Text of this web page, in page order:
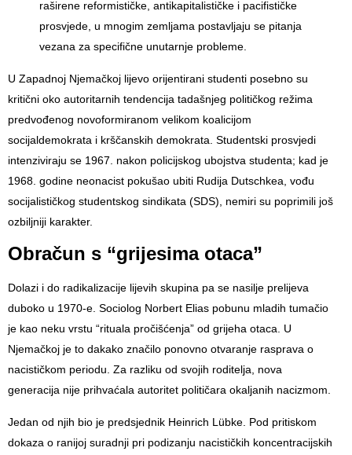
raširene reformističke, antikapitalističke i pacifističke
prosvjede, u mnogim zemljama postavljaju se pitanja
vezana za specifične unutarnje probleme.
U Zapadnoj Njemačkoj lijevo orijentirani studenti posebno su
kritični oko autoritarnih tendencija tadašnjeg političkog režima
predvođenog novoformiranom velikom koalicijom
socijaldemokrata i krščanskih demokrata. Studentski prosvjedi
intenziviraju se 1967. nakon policijskog ubojstva studenta; kad je
1968. godine neonacist pokušao ubiti Rudija Dutschkea , vođu
socijalističkog studentskog sindikata (SDS), nemiri su poprimili još
ozbiljniji karakter.
Obračun s “grijesima otaca”
Dolazi i do radikalizacije lijevih skupina pa se nasilje prelijeva
duboko u 1970-e. Sociolog Norbert Elias pobunu mladih tumačio
je kao neku vrstu “rituala pročišćenja” od grijeha otaca. U
Njemačkoj je to dakako značilo ponovno otvaranje rasprava o
nacističkom periodu. Za razliku od svojih roditelja, nova
generacija nije prihvaćala autoritet političara okaljanih nacizmom.
Jedan od njih bio je predsjednik Heinrich Lübke . Pod pritiskom
dokaza o ranijoj suradnji pri podizanju nacističkih koncentracijskih